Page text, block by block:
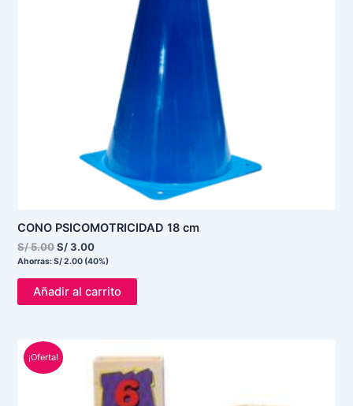
CONO PSICOMOTRICIDAD 18 cm
S/5.00S/3.00
Ahorras:S/2.00 (40%)
Añadir al carrito
¡Oferta!
precio
original
precio
actual
es:
S/ 65.00.